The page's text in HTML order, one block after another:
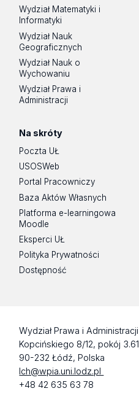
Wydział Matematyki i
Informatyki
Wydział Nauk
Geograficznych
Wydział Nauk o
Wychowaniu
Wydział Prawa i
Administracji
Na skróty
Poczta UŁ
USOSWeb
Portal Pracowniczy
Baza Aktów Własnych
Platforma e-learningowa
Moodle
Eksperci UŁ
Polityka Prywatności
Dostępność
Wydział Prawa i Administracji
Kopcińskiego 8/12, pokój 3.61
90-232 Łódź, Polska
lch@wpia.uni.lodz.pl
+48 42 635 63 78